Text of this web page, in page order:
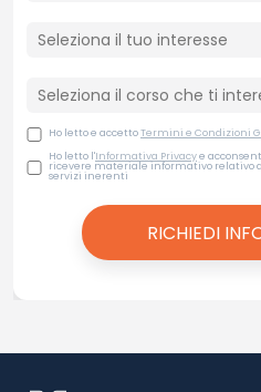
Ho letto e accettoTermini e Condizioni
Ho letto l'Informativa Privacye
ricevere materiale informativo relativo
servizi inerenti